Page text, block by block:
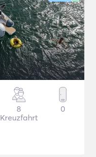
8
Kreuzfahrt
0